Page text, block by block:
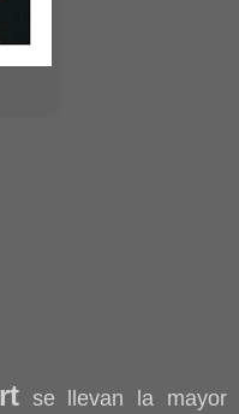
se llevan la mayor